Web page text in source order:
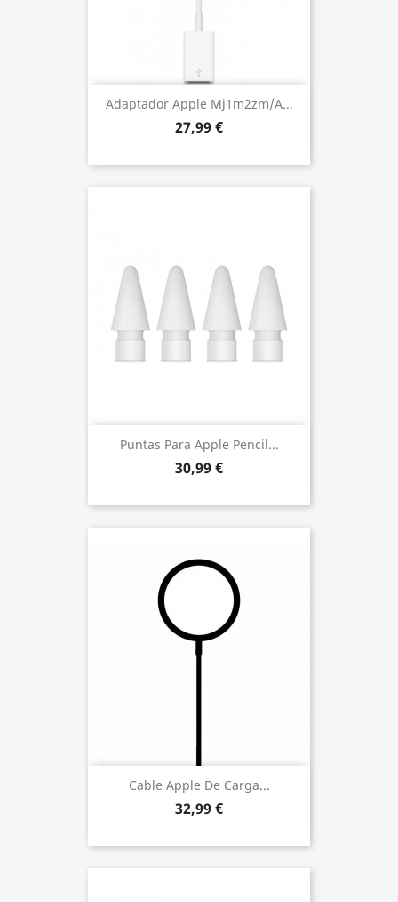
Adaptador Apple Mj1m2zm/a...
27,99 €
Puntas Para Apple Pencil...
30,99 €
Cable Apple De Carga...
32,99 €